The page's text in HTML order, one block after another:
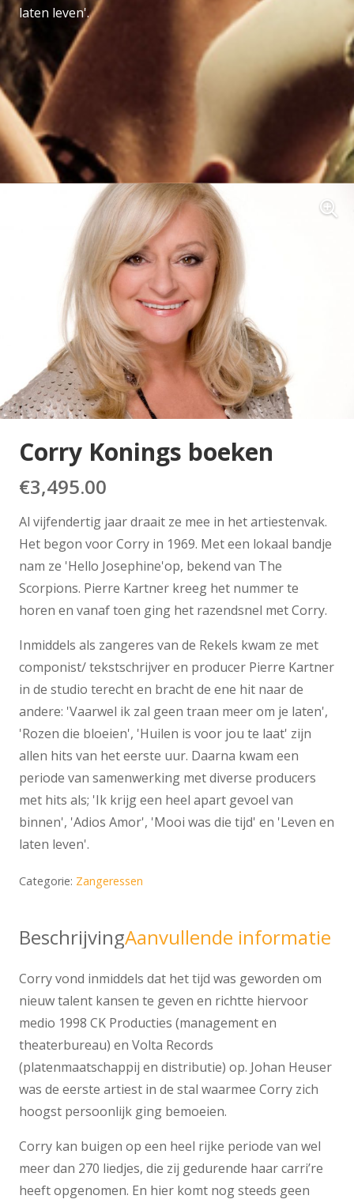
laten leven'.
Corry Konings boeken
€3,495.00
Al vijfendertig jaar draait ze mee in het artiestenvak.
Het begon voor Corry in 1969. Met een lokaal bandje
nam ze 'Hello Josephine'op, bekend van The
Scorpions. Pierre Kartner kreeg het nummer te
horen en vanaf toen ging het razendsnel met Corry.
Inmiddels als zangeres van de Rekels kwam ze met
componist/ tekstschrijver en producer Pierre Kartner
in de studio terecht en bracht de ene hit naar de
andere: 'Vaarwel ik zal geen traan meer om je laten',
'Rozen die bloeien', 'Huilen is voor jou te laat' zijn
allen hits van het eerste uur. Daarna kwam een
periode van samenwerking met diverse producers
met hits als; 'Ik krijg een heel apart gevoel van
binnen', 'Adios Amor', 'Mooi was die tijd' en 'Leven en
laten leven'.
Categorie: Zangeressen
BeschrijvingAanvullende informatie
Corry vond inmiddels dat het tijd was geworden om
nieuw talent kansen te geven en richtte hiervoor
medio 1998 CK Producties (management en
theaterbureau) en Volta Records
(platenmaatschappij en distributie) op. Johan Heuser
was de eerste artiest in de stal waarmee Corry zich
hoogst persoonlijk ging bemoeien.
Corry kan buigen op een heel rijke periode van wel
meer dan 270 liedjes, die zij gedurende haar carri’re
heeft opgenomen. En hier komt nog steeds geen